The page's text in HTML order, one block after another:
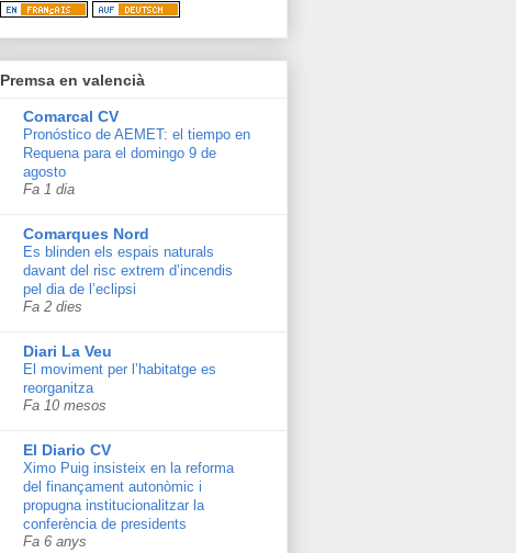
Premsa en valencià
Comarcal CV
Pronóstico de AEMET: el tiempo en
Requena para el domingo 9 de
agosto
Fa 1 dia
Comarques Nord
Es blinden els espais naturals
davant del risc extrem d’incendis
pel dia de l’eclipsi
Fa 2 dies
Diari La Veu
El moviment per l’habitatge es
reorganitza
Fa 10 mesos
El Diario CV
Ximo Puig insisteix en la reforma
del finançament autonòmic i
propugna institucionalitzar la
conferència de presidents
Fa 6 anys